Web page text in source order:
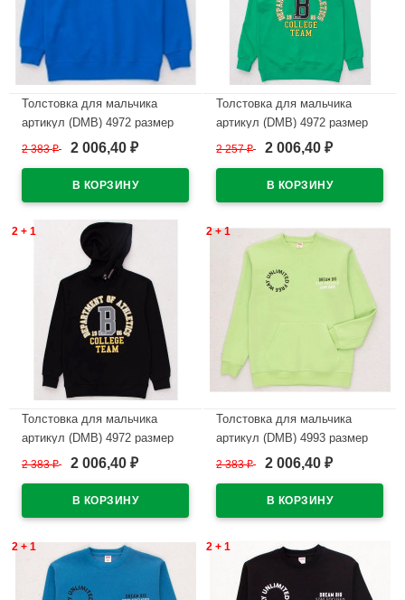
Толстовка для мальчика
артикул (DMB) 4972 размер
34/134-44/164 цвет василек
2 383₽ 2 006,40 ₽
Толстовка для мальчика
артикул (DMB) 4972 размер
34/134-44/164 цвет зеленый
2 257₽ 2 006,40 ₽
2 + 1
Толстовка для мальчика
артикул (DMB) 4972 размер
34/134-44/164 цвет черный
2 383₽ 2 006,40 ₽
2 + 1
Толстовка для мальчика
артикул (DMB) 4993 размер
34/134-44/164 цвет зеленый
2 383₽ 2 006,40 ₽
2 + 1 2 + 1